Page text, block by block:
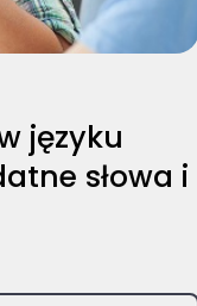
języku
słowa i